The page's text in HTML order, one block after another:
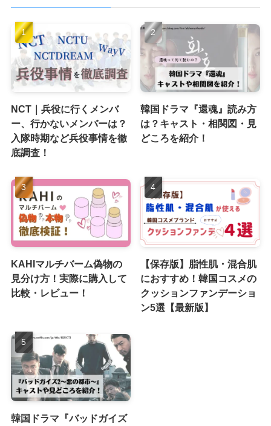
NCT｜兵役に行くメンバ
ー、行かないメンバーは？
入隊時期など兵役事情を徹
底調査！
韓国ドラマ『還魂』読み方
は？キャスト・相関図・見
どころを紹介！
KAHIマルチバーム偽物の
見分け方！実際に購入して
比較・レビュー！
【保存版】脂性肌・混合肌
におすすめ！韓国コスメの
クッションファンデーショ
ン5選【最新版】
韓国ドラマ『バッドガイズ